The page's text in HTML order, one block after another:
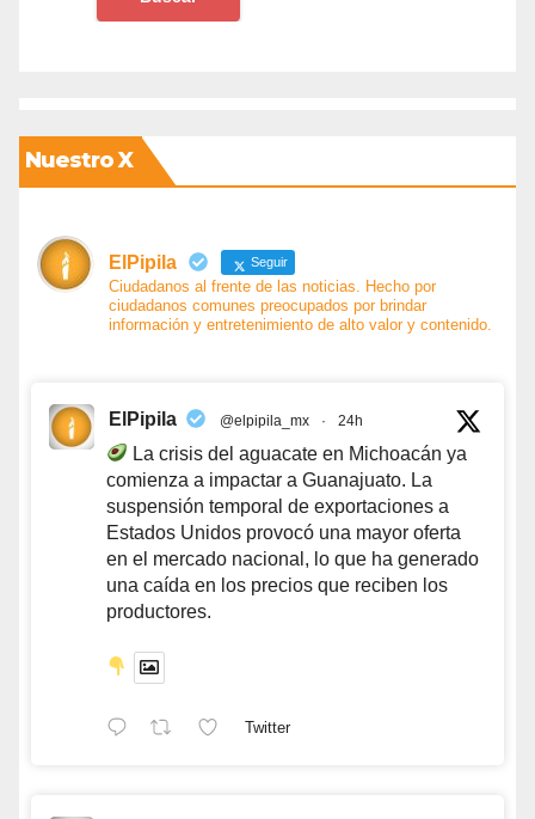
Nuestro X
ElPipila Seguir
Ciudadanos al frente de las noticias. Hecho por
ciudadanos comunes preocupados por brindar
información y entretenimiento de alto valor y contenido.
ElPipila @elpipila_mx · 24h
La crisis del aguacate en Michoacán ya
comienza a impactar a Guanajuato. La
suspensión temporal de exportaciones a
Estados Unidos provocó una mayor oferta
en el mercado nacional, lo que ha generado
una caída en los precios que reciben los
productores.
Twitter